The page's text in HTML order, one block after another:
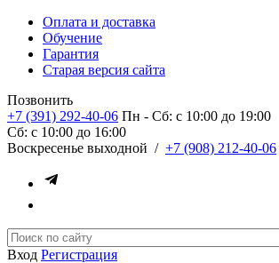
Оплата и доставка
Обучение
Гарантия
Старая версия сайта
Позвонить
+7 (391) 292-40-06 Пн - Сб: c 10:00 до 19:00
Сб: c 10:00 до 16:00
​Воскресенье выходной / +7 (908) 212-40-06
Вход Регистрация